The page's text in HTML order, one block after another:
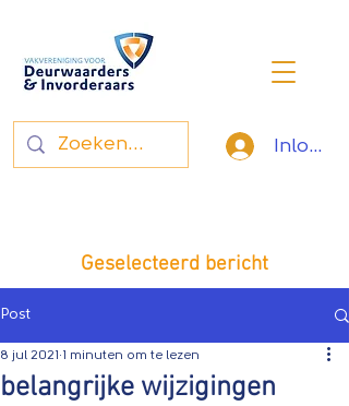
Inloggen
Geselecteerd bericht
Post
belangrijke wijzigingen
8 jul 2021 1 minuten om te lezen